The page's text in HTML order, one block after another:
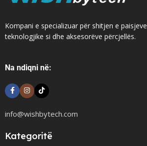
Kompani e specializuar për shitjen e paisjeve
teknologjike si dhe aksesorëve përcjellës.
Na ndiqni në:
info@wishbytech.com
Kategoritë